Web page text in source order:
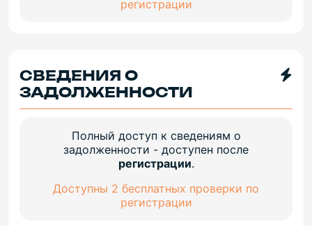
регистрации
СВЕДЕНИЯ О
ЗАДОЛЖЕННОСТИ
Полный доступ к сведениям о
задолженности - доступен после
регистрации.
Доступны 2 бесплатных проверки по
регистрации